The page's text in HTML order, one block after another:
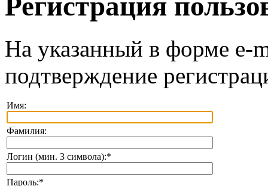
На указанный в форме e-
подтверждение
Имя:
Фамилия:
Логин (мин. 3 символа):*
Пароль:*